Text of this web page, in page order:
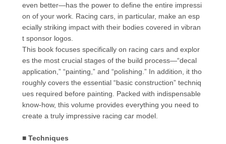
even better—has the power to define the entire impressi
on of your work. Racing cars, in particular, make an esp
ecially striking impact with their bodies covered in vibran
t sponsor logos.
This book focuses specifically on racing cars and explor
es the most crucial stages of the build process—“decal
application,” “painting,” and “polishing.” In addition, it tho
roughly covers the essential “basic construction” techniq
ues required before painting. Packed with indispensable
know-how, this volume provides everything you need to
create a truly impressive racing car model.
■ Techniques